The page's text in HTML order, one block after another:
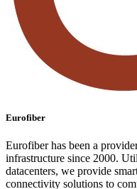
Eurofiber
Eurofiber has been a
infrastructure since 2000.
datacenters, we provide
connectivity solutions to